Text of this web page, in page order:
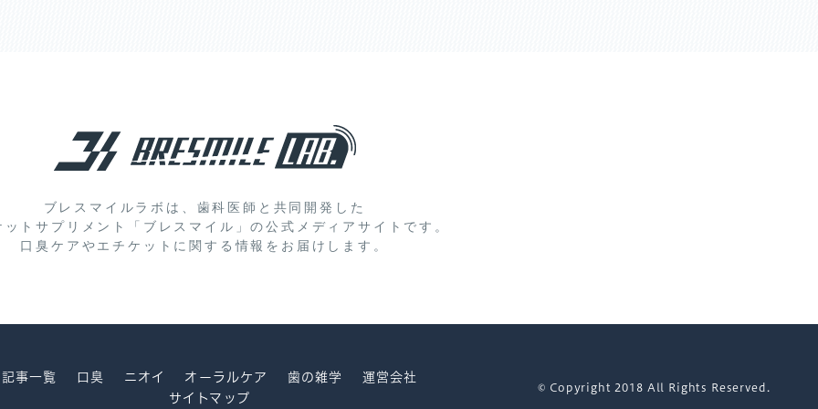
ブレスマイルラボは、歯科医師と共同開発した
ットサプリメント「ブレスマイル」の公式メディアサイトです。
口臭ケアやエチケットに関する情報をお届けします。
記事一覧 口臭 ニオイ オーラルケア 歯の雑学
運営会社
サイトマップ
© Copyright 2018 All Rights Reserved.